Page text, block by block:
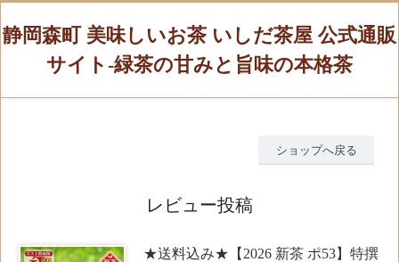
静岡森町 美味しいお茶 いしだ茶屋 公式通販
サイト-緑茶の甘みと旨味の本格茶
ショップへ戻る
レビュー投稿
★送料込み★【2026 新茶 ポ53】特撰